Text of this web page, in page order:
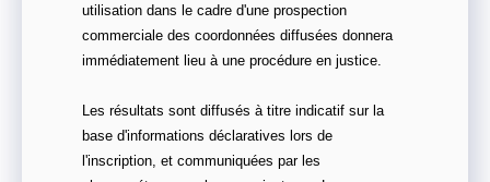
utilisation dans le cadre d'une prospection
commerciale des coordonnées diffusées donnera
immédiatement lieu à une procédure en justice.
Les résultats sont diffusés à titre indicatif sur la
base d'informations déclaratives lors de
l'inscription, et communiquées par les